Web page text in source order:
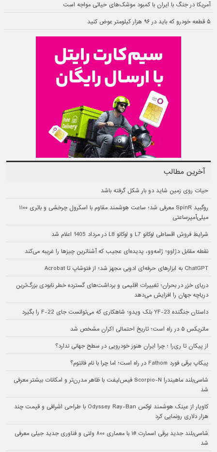
آمریکا در جنگ با ایران با کمبود موشک‌های حیاتی مواجه است
۵ قطعه خودرو که باید در ۹۶ هزار کیلومتر عوض کنید
آخرین مطالب
حیات روی زمین شاید دو بار شکل گرفته باشد
روگبید SpinR معرفی شد؛ ساعت هوشمند مقاوم با اسکرول چرخشی و باتری ۱۱۰۰
میلی‌آمپرساعتی
شرایط فروش اقساطی لوکانو L7 و لوکانو L8 در مرداد 1405 اعلام شد
نقطه مقابل دژاوو؛ ژامه‌وو، پدیده‌ای عجیب که آشناترین چیزها را غریبه می‌کند
ChatGPT به ابزارهای حرفه‌ای ادوبی مجهز شد؛ از فتوشاپ تا Acrobat
دریای خزر در بحران؛ تغییرات اقلیمی و برداشت‌های گسترده خطر نابودی بزرگ‌ترین
دریاچه جهان را افزایش می‌دهد
داستان جنگنده YF-23 بلک ویدو؛ شاهکاری که می‌توانست جای F-22 را بگیرد
ماتریکس ۵ در راه است؛ تاریخ احتمالی اکران مشخص شد
از پیکان تا ری‌را ؛ چرا ایران هنوز خودرویی در سطح جهانی ندارد؟
پیکاپ برقی فورد Fathom در راه است؛ اما چرا با نام فانتوم؟
شاسی‌بلند ماهیندرا Scorpio-N فیس‌لیفت با ظاهر مدرن‌تر و امکانات بیشتر معرفی
شد
کاویار از عینک هوشمند لوکس Odyssey Ray-Ban با طراحی اشرافی و قیمت چند
هزار دلاری رونمایی کرد
شاسی‌بلند جدید برقی اسمارت #۱ با معماری ۸۰۰ ولتی و فناوری جدید جیلی معرفی
شد